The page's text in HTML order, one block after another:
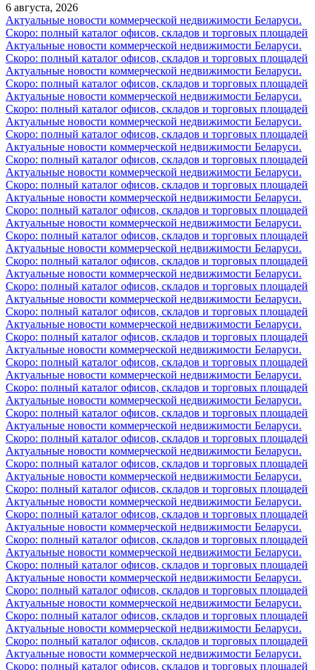
6 августа, 2026
Актуальные новости коммерческой недвижимости Беларуси.
Скоро: полный каталог офисов, складов и торговых площадей
Актуальные новости коммерческой недвижимости Беларуси.
Скоро: полный каталог офисов, складов и торговых площадей
Актуальные новости коммерческой недвижимости Беларуси.
Скоро: полный каталог офисов, складов и торговых площадей
Актуальные новости коммерческой недвижимости Беларуси.
Скоро: полный каталог офисов, складов и торговых площадей
Актуальные новости коммерческой недвижимости Беларуси.
Скоро: полный каталог офисов, складов и торговых площадей
Актуальные новости коммерческой недвижимости Беларуси.
Скоро: полный каталог офисов, складов и торговых площадей
Актуальные новости коммерческой недвижимости Беларуси.
Скоро: полный каталог офисов, складов и торговых площадей
Актуальные новости коммерческой недвижимости Беларуси.
Скоро: полный каталог офисов, складов и торговых площадей
Актуальные новости коммерческой недвижимости Беларуси.
Скоро: полный каталог офисов, складов и торговых площадей
Актуальные новости коммерческой недвижимости Беларуси.
Скоро: полный каталог офисов, складов и торговых площадей
Актуальные новости коммерческой недвижимости Беларуси.
Скоро: полный каталог офисов, складов и торговых площадей
Актуальные новости коммерческой недвижимости Беларуси.
Скоро: полный каталог офисов, складов и торговых площадей
Актуальные новости коммерческой недвижимости Беларуси.
Скоро: полный каталог офисов, складов и торговых площадей
Актуальные новости коммерческой недвижимости Беларуси.
Скоро: полный каталог офисов, складов и торговых площадей
Актуальные новости коммерческой недвижимости Беларуси.
Скоро: полный каталог офисов, складов и торговых площадей
Актуальные новости коммерческой недвижимости Беларуси.
Скоро: полный каталог офисов, складов и торговых площадей
Актуальные новости коммерческой недвижимости Беларуси.
Скоро: полный каталог офисов, складов и торговых площадей
Актуальные новости коммерческой недвижимости Беларуси.
Скоро: полный каталог офисов, складов и торговых площадей
Актуальные новости коммерческой недвижимости Беларуси.
Скоро: полный каталог офисов, складов и торговых площадей
Актуальные новости коммерческой недвижимости Беларуси.
Скоро: полный каталог офисов, складов и торговых площадей
Актуальные новости коммерческой недвижимости Беларуси.
Скоро: полный каталог офисов, складов и торговых площадей
Актуальные новости коммерческой недвижимости Беларуси.
Скоро: полный каталог офисов, складов и торговых площадей
Актуальные новости коммерческой недвижимости Беларуси.
Скоро: полный каталог офисов, складов и торговых площадей
Актуальные новости коммерческой недвижимости Беларуси.
Скоро: полный каталог офисов, складов и торговых площадей
Актуальные новости коммерческой недвижимости Беларуси.
Скоро: полный каталог офисов, складов и торговых площадей
Актуальные новости коммерческой недвижимости Беларуси.
Скоро: полный каталог офисов, складов и торговых площадей